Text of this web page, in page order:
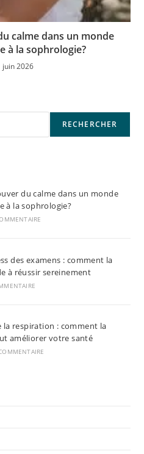
calme dans un monde
à la sophrologie?
juin 2026
RECHERCHER
du calme dans un monde
à la sophrologie?
des examens : comment la
à réussir sereinement
la respiration : comment la
améliorer votre santé